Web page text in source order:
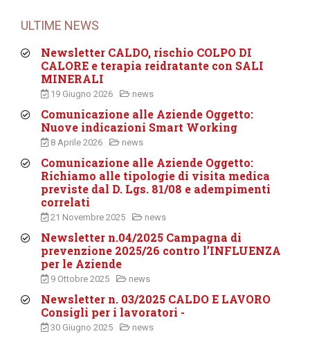
ULTIME NEWS
Newsletter CALDO, rischio COLPO DI
CALORE e terapia reidratante con SALI
MINERALI
19 Giugno 2026 news
Comunicazione alle Aziende Oggetto:
Nuove indicazioni Smart Working
8 Aprile 2026 news
Comunicazione alle Aziende Oggetto:
Richiamo alle tipologie di visita medica
previste dal D. Lgs. 81/08 e adempimenti
correlati
21 Novembre 2025 news
Newsletter n.04/2025 Campagna di
prevenzione 2025/26 contro l’INFLUENZA
per le Aziende
9 Ottobre 2025 news
Newsletter n. 03/2025 CALDO E LAVORO
Consigli per i lavoratori -
30 Giugno 2025 news